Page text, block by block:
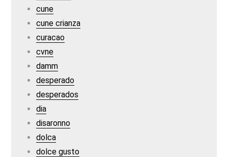
cune
cune crianza
curacao
cvne
damm
desperado
desperados
dia
disaronno
dolca
dolce gusto